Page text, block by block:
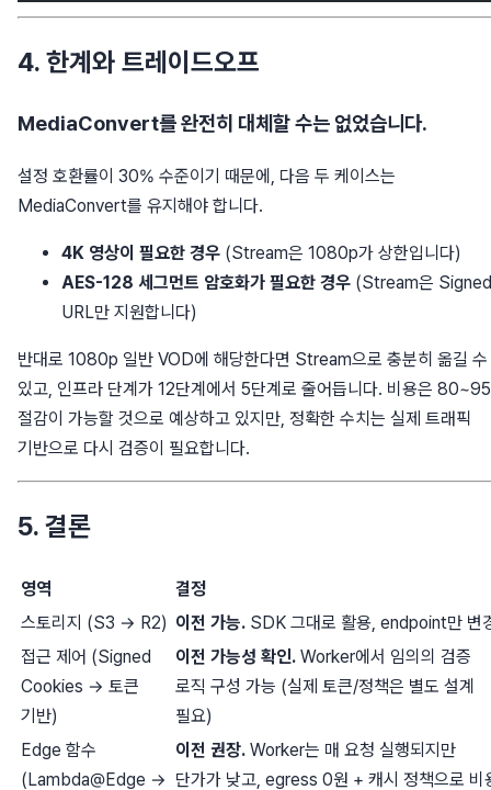
4. 한계와 트레이드오프
MediaConvert를 완전히 대체할 수는 없었습니다.
설정 호환률이 30% 수준이기 때문에, 다음 두 케이스는
MediaConvert를 유지해야 합니다.
4K 영상이 필요한 경우 (Stream은 1080p가 상한입니다)
AES-128 세그먼트 암호화가 필요한 경우 (Stream은 Signed
URL만 지원합니다)
반대로 1080p 일반 VOD에 해당한다면 Stream으로 충분히 옮길 수
있고, 인프라 단계가 12단계에서 5단계로 줄어듭니다. 비용은
절감이 가능할 것으로 예상하고 있지만, 정확한 수치는 실제 트래픽
기반으로 다시 검증이 필요합니다.
5. 결론
영역
결정
스토리지 (S3 → R2) 이전 가능. SDK 그대로 활용, endpoint만 변
접근 제어 (Signed
Cookies → 토큰
기반)
이전 가능성 확인. Worker에서 임의의 검증
로직 구성 가능 (실제 토큰/정책은 별도 설계
필요)
Edge 함수
(Lambda@Edge →
이전 권장. Worker는 매 요청 실행되지만
단가가 낮고, egress 0원 + 캐시 정책으로 비